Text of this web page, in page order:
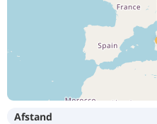
Afstand